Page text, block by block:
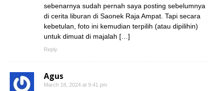
sebenarnya sudah pernah saya posting sebelumnya
di cerita liburan di Saonek Raja Ampat. Tapi secara
kebetulan, foto ini kemudian terpilih (atau dipilihin)
untuk dimuat di majalah […]
Reply
Agus
March 18, 2024 at 9:41 pm